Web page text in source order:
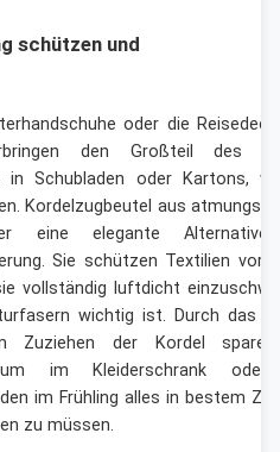
schützen und
oder die
den Großteil des
in Schubladen oder Kartons,
Kordelzugbeutel aus
eine elegante
Sie schützen Textilien vor
vollständig luftdicht
wichtig ist. Durch das
Zuziehen der Kordel
im Kleiderschrank
im Frühling alles in bestem
zu müssen.